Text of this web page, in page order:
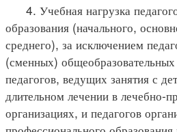
4. Учебная нагрузка
образования (начального,
среднего), за исключением
(сменных)
педагогов, ведущих занятия с
длительном лечении в лечебно-
организациях, и педагогов